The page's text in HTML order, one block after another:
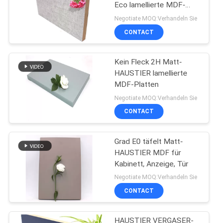
Eco lamellierte MDF-
Platten
1220x2440×19Mm
Negotiate MOQ:Verhandeln Sie
CONTACT
Kein Fleck 2H Matt-
HAUSTIER lamellierte
MDF-Platten
Negotiate MOQ:Verhandeln Sie
CONTACT
Grad E0 täfelt Matt-
HAUSTIER MDF für
Kabinett, Anzeige, Tür
Negotiate MOQ:Verhandeln Sie
CONTACT
HAUSTIER VERGASER-